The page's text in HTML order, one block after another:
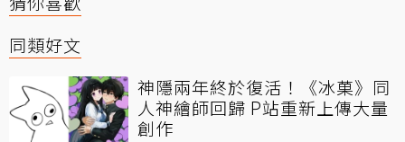
同類好文
神隱兩年終於復活！《冰菓》同
人神繪師回歸 P站重新上傳大量
創作